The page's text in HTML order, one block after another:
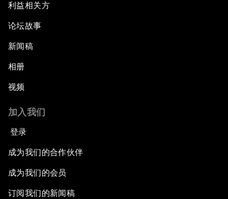
利益相关方
论坛故事
新闻稿
相册
视频
加入我们
登录
成为我们的合作伙伴
成为我们的会员
订阅我们的新闻稿